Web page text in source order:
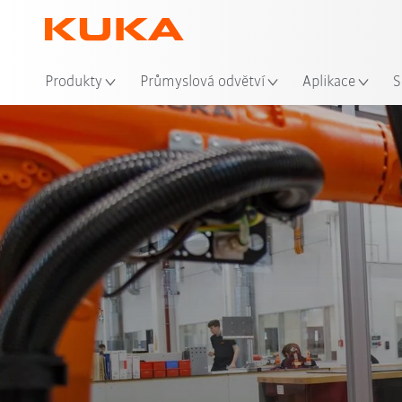
Produkty Průmyslová odvětví Aplikace